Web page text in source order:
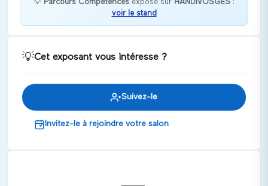
Formation & Reconnaissance des compétences
des personnes en situation de handicap (ESAT,
Discuter
💡 Parcours Compétences expose sur HANDIVOSGES :
voir le stand
💡Cet exposant vous intéresse ?
Suivez-le
Invitez-le à rejoindre votre salon